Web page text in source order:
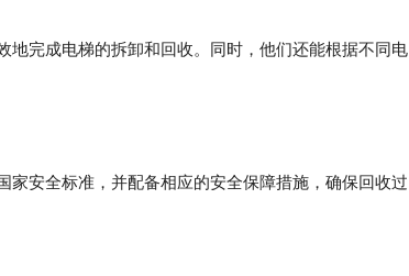
完成电梯的拆卸和回收。同时，他们还能根据不同电
安全标准，并配备相应的安全保障措施，确保回收过